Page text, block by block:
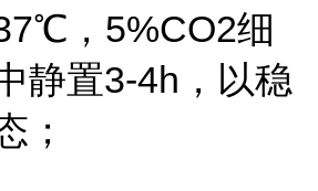
，5%CO2细
静置3-4h，以稳
；